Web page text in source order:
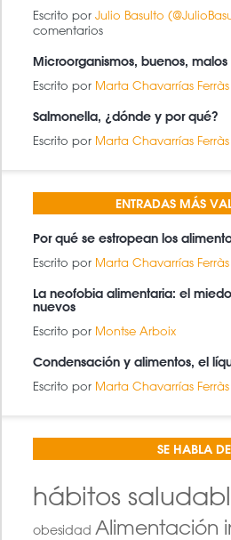
Escrito por Julio Basulto
comentarios
Microorganismos, buenos,
Escrito por Marta Chavarrías Ferràs
Salmonella, ¿dónde y por qué?
Escrito por Marta Chavarrías Ferràs
ENTRADAS MÁS
Por qué se estropean los
Escrito por Marta Chavarrías Ferràs
La neofobia alimentaria: el
nuevos
Escrito por Montse Arboix
Condensación y alimentos, el
Escrito por Marta Chavarrías Ferràs
SE HABLA
hábitos
obesidad Alimentación